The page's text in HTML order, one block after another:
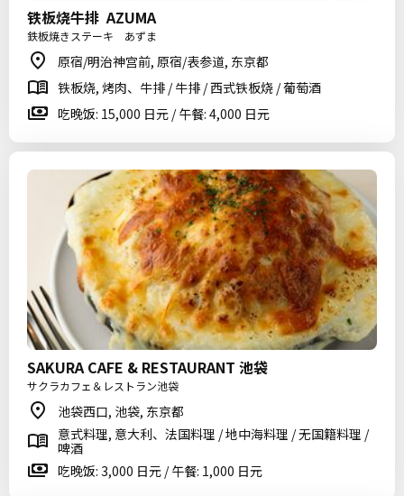
铁板烧牛排 AZUMA
鉄板焼きステーキ あずま
原宿/明治神宫前, 原宿/表参道, 东京都
铁板烧, 烤肉、牛排 / 牛排 / 西式铁板烧 / 葡萄酒
吃晚饭: 15,000 日元 / 午餐: 4,000 日元
SAKURA CAFE & RESTAURANT 池袋
サクラカフェ＆レストラン池袋
池袋西口, 池袋, 东京都
意式料理, 意大利、法国料理 / 地中海料理 / 无国籍料理 /
啤酒
吃晚饭: 3,000 日元 / 午餐: 1,000 日元